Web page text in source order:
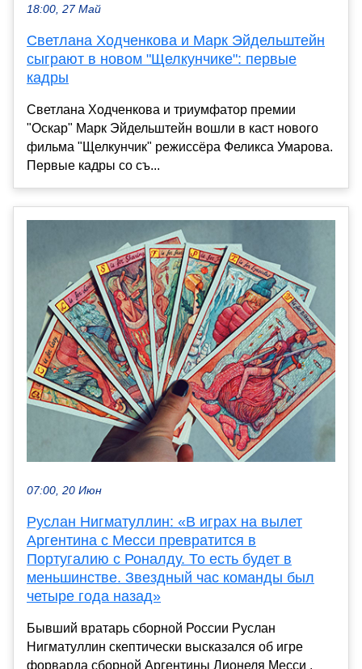
18:00, 27 Май
Светлана Ходченкова и Марк Эйдельштейн
сыграют в новом "Щелкунчике": первые
кадры
Светлана Ходченкова и триумфатор премии
"Оскар" Марк Эйдельштейн вошли в каст нового
фильма "Щелкунчик" режиссёра Феликса Умарова.
Первые кадры со съ...
07:00, 20 Июн
Руслан Нигматуллин: «В играх на вылет
Аргентина с Месси превратится в
Португалию с Роналду. То есть будет в
меньшинстве. Звездный час команды был
четыре года назад»
Бывший вратарь сборной России Руслан
Нигматуллин скептически высказался об игре
форварда сборной Аргентины Лионеля Месси .